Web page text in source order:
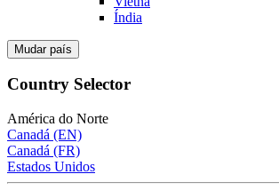
Índia
Mudar país
Country Selector
América do Norte
Canadá (EN)
Canadá (FR)
Estados Unidos